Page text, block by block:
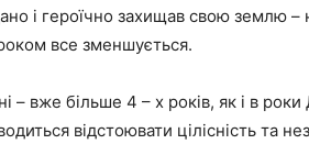
і героїчно захищав свою землю –
все зменшується.
– вже більше 4 – х років, як і в роки
відстоювати цілісність та